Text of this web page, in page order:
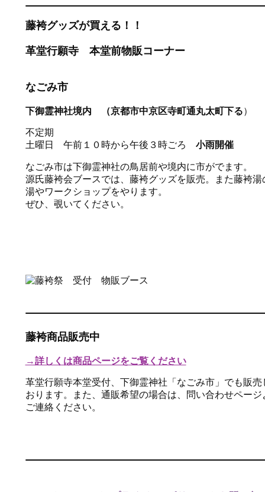
藤袴グッズが買える！！
革堂行願寺 本堂前物販コーナー
なごみ市
下御霊神社境内 （京都市中京区寺町通丸太町下る）
不定期
土曜日 午前１０時から午後３時ごろ 小雨開催
なごみ市は下御霊神社の鳥居前や境内に市がでます。
源氏藤袴会ブースでは、藤袴グッズを販売。また藤袴湯
湯やワークショップをやります。
ぜひ、覗いてください。
藤袴商品販売中
→詳しくは商品ページをご覧ください
革堂行願寺本堂受付、下御霊神社「なごみ市」でも販売
おります。また、通販希望の場合は、問い合わせページ
ご連絡ください。